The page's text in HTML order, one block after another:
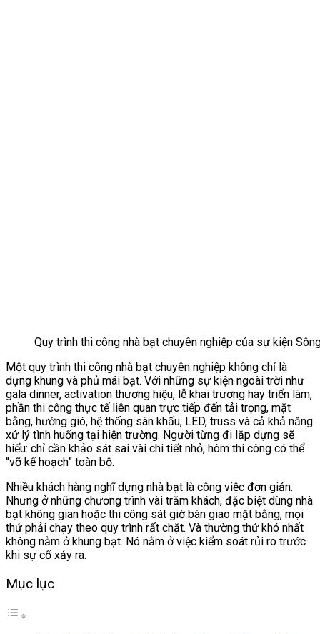
Quy trình thi công nhà bạt chuyên nghiệp của sự kiện
Một quy trình thi công nhà bạt chuyên nghiệp không chỉ là
dựng khung và phủ mái bạt. Với những sự kiện ngoài trời như
gala dinner, activation thương hiệu, lễ khai trương hay triển lãm,
phần thi công thực tế liên quan trực tiếp đến tải trọng, mặt
bằng, hướng gió, hệ thống sân khấu, LED, truss và cả khả năng
xử lý tình huống tại hiện trường. Người từng đi lắp dựng sẽ
hiểu: chỉ cần khảo sát sai vài chi tiết nhỏ, hôm thi công có thể
“vỡ kế hoạch” toàn bộ.
Nhiều khách hàng nghĩ dựng nhà bạt là công việc đơn giản.
Nhưng ở những chương trình vài trăm khách, đặc biệt dùng nhà
bạt không gian hoặc thi công sát giờ bàn giao mặt bằng, mọi
thứ phải chạy theo quy trình rất chặt. Và thường thứ khó nhất
không nằm ở khung bạt. Nó nằm ở việc kiểm soát rủi ro trước
khi sự cố xảy ra.
Mục lục